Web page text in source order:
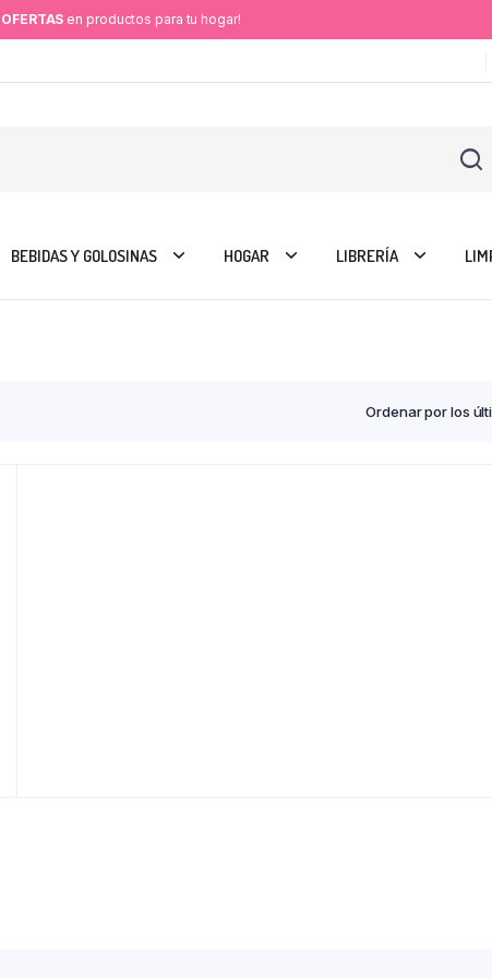
OFERTAS en productos para tu hogar!
BEBIDAS Y GOLOSINAS HOGAR LIBRERÍA
Ordenar por los